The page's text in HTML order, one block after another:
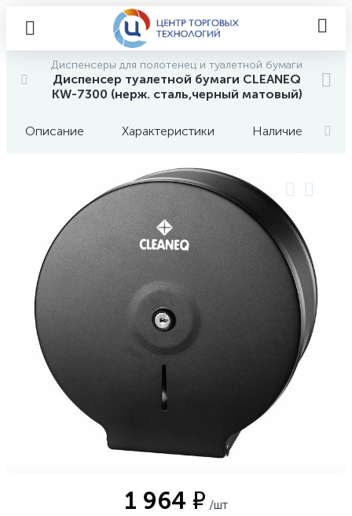
Диспенсеры для полотенец и туалетной бумаги
Диспенсер туалетной бумаги CLEANEQ
KW-7300 (нерж. сталь,черный матовый)
Описание Характеристики Наличие
1 964 ₽ /шт